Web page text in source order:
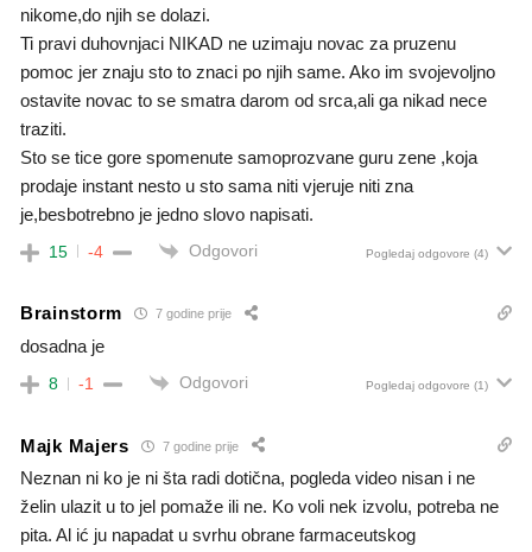
nikome,do njih se dolazi.
Ti pravi duhovnjaci NIKAD ne uzimaju novac za pruzenu
pomoc jer znaju sto to znaci po njih same. Ako im svojevoljno
ostavite novac to se smatra darom od srca,ali ga nikad nece
traziti.
Sto se tice gore spomenute samoprozvane guru zene ,koja
prodaje instant nesto u sto sama niti vjeruje niti zna
je,besbotrebno je jedno slovo napisati.
15 -4 Odgovori Pogledaj odgovore (4)
Brainstorm 7 godine prije
dosadna je
8 -1 Odgovori Pogledaj odgovore (1)
Majk Majers 7 godine prije
Neznan ni ko je ni šta radi dotična, pogleda video nisan i ne
želin ulazit u to jel pomaže ili ne. Ko voli nek izvolu, potreba ne
pita. Al ić ju napadat u svrhu obrane farmaceutskog